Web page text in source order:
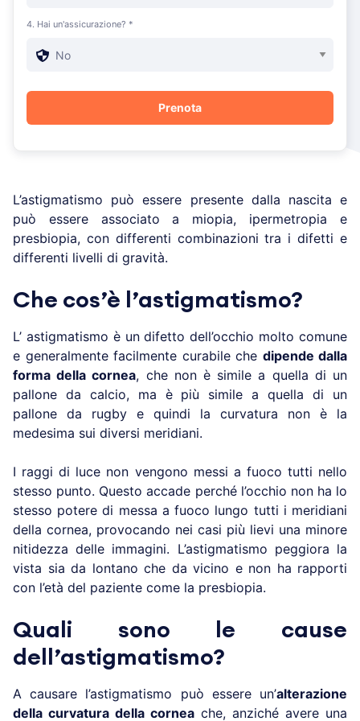
4. Hai un'assicurazione? *
L’astigmatismo può essere presente dalla nascita e
può essere associato a miopia, ipermetropia e
presbiopia, con differenti combinazioni tra i difetti e
differenti livelli di gravità.
Che cos’è l’astigmatismo?
L’ astigmatismo è un difetto dell’occhio molto comune
e generalmente facilmente curabile che dipende dalla
forma della cornea, che non è simile a quella di un
pallone da calcio, ma è più simile a quella di un
pallone da rugby e quindi la curvatura non è la
medesima sui diversi meridiani.
I raggi di luce non vengono messi a fuoco tutti nello
stesso punto. Questo accade perché l’occhio non ha lo
stesso potere di messa a fuoco lungo tutti i meridiani
della cornea, provocando nei casi più lievi una minore
nitidezza delle immagini. L’astigmatismo peggiora la
vista sia da lontano che da vicino e non ha rapporti
con l’età del paziente come la presbiopia.
Quali sono le cause
dell’astigmatismo?
A causare l’astigmatismo può essere un’alterazione
della curvatura della cornea che, anziché avere una